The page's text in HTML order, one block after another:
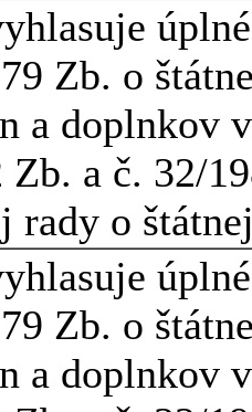
Zb. o
a doplnkov
Zb. a č. 32/
rady o
Zb. o
a doplnkov